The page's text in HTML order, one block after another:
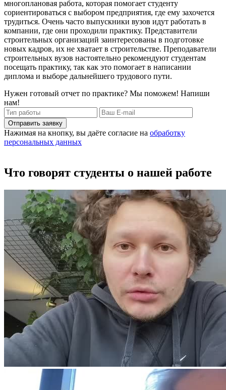
многоплановая работа, которая помогает студенту
сориентироваться с выбором предприятия, где ему захочется
трудиться. Очень часто выпускники вузов идут работать в
компании, где они проходили практику. Представители
строительных организаций заинтересованы в подготовке
новых кадров, их не хватает в строительстве. Преподаватели
строительных вузов настоятельно рекомендуют студентам
посещать практику, так как это помогает в написании
диплома и выборе дальнейшего трудового пути.
Нужен готовый отчет по практике? Мы поможем! Напиши
нам!
Отправить заявку
Нажимая на кнопку, вы даёте согласие на обработку
персональных данных
Что говорят студенты о нашей работе